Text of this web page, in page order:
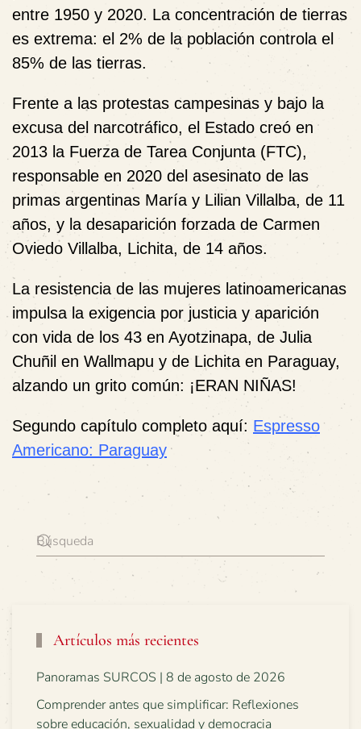
entre 1950 y 2020. La concentración de tierras
es extrema: el 2% de la población controla el
85% de las tierras.
Frente a las protestas campesinas y bajo la
excusa del narcotráfico, el Estado creó en
2013 la Fuerza de Tarea Conjunta (FTC),
responsable en 2020 del asesinato de las
primas argentinas María y Lilian Villalba, de 11
años, y la desaparición forzada de Carmen
Oviedo Villalba, Lichita, de 14 años.
La resistencia de las mujeres latinoamericanas
impulsa la exigencia por justicia y aparición
con vida de los 43 en Ayotzinapa, de Julia
Chuñil en Wallmapu y de Lichita en Paraguay,
alzando un grito común: ¡ERAN NIÑAS!
Segundo capítulo completo aquí: Espresso
Americano: Paraguay
Artículos más recientes
Panoramas SURCOS | 8 de agosto de 2026
Comprender antes que simplificar: Reflexiones
sobre educación, sexualidad y democracia